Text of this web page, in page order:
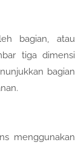
bagian, atau
tiga dimensi
bagian
menggunakan